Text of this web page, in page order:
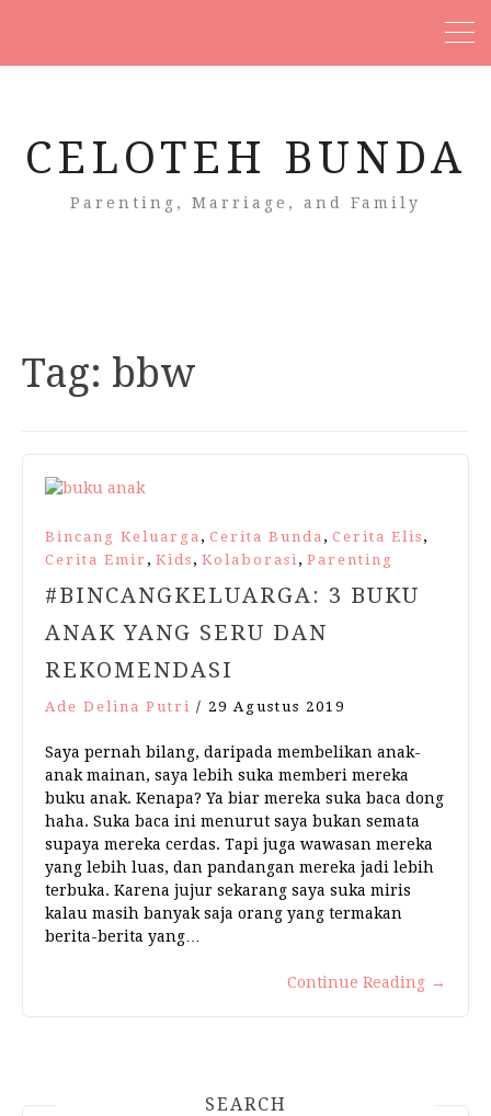
CELOTEH BUNDA
Parenting, Marriage, and Family
Tag: bbw
Bincang Keluarga , Cerita Bunda , Cerita Elis ,
Cerita Emir , Kids , Kolaborasi, Parenting
#BINCANGKELUARGA: 3 BUKU
ANAK YANG SERU DAN
REKOMENDASI
Ade Delina Putri / 29 Agustus 2019
Saya pernah bilang, daripada membelikan anak-
anak mainan, saya lebih suka memberi mereka
buku anak. Kenapa? Ya biar mereka suka baca dong
haha. Suka baca ini menurut saya bukan semata
supaya mereka cerdas. Tapi juga wawasan mereka
yang lebih luas, dan pandangan mereka jadi lebih
terbuka. Karena jujur sekarang saya suka miris
kalau masih banyak saja orang yang termakan
berita-berita yang…
Continue Reading →
SEARCH